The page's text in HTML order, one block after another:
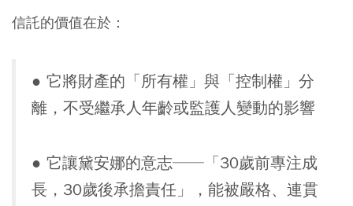
信託的價值在於：
● 它將財產的「所有權」與「控制權」分
離，不受繼承人年齡或監護人變動的影響
● 它讓黛安娜的意志──「30歲前專注成
長，30歲後承擔責任」，能被嚴格、連貫